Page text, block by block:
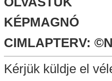
KÉPMAGNÓ
CIMLAPTERV:
Kérjük küldje el